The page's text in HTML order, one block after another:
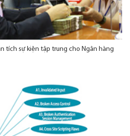
tích sự kiện tập trung cho Ngân hàng